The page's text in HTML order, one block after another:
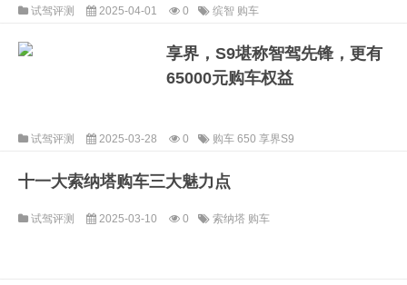
试驾评测 2025-04-01 0 缤智 购车
享界，S9堪称智驾先锋，更有
65000元购车权益
试驾评测 2025-03-28 0 购车 650 享界S9
十一大索纳塔购车三大魅力点
试驾评测 2025-03-10 0 索纳塔 购车